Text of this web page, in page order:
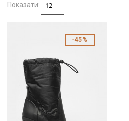
Показати:
45%